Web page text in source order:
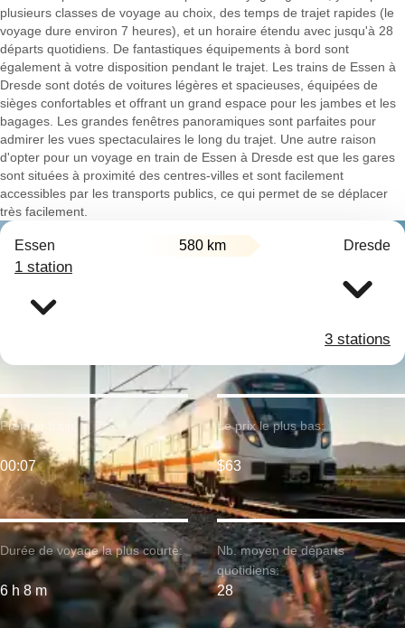
plusieurs classes de voyage au choix, des temps de trajet rapides (le
voyage dure environ 7 heures), et un horaire étendu avec jusqu'à 28
départs quotidiens. De fantastiques équipements à bord sont
également à votre disposition pendant le trajet. Les trains de Essen à
Dresde sont dotés de voitures légères et spacieuses, équipées de
sièges confortables et offrant un grand espace pour les jambes et les
bagages. Les grandes fenêtres panoramiques sont parfaites pour
admirer les vues spectaculaires le long du trajet. Une autre raison
d'opter pour un voyage en train de Essen à Dresde est que les gares
sont situées à proximité des centres-villes et sont facilement
accessibles par les transports publics, ce qui permet de se déplacer
très facilement.
Essen 580 km Dresde
1 station
3 stations
Durée de voyage la plus courte:
6 h 8 m
Premier train:
00:07
Le prix le plus bas:
$63
Nb. moyen de départs
quotidiens:
28